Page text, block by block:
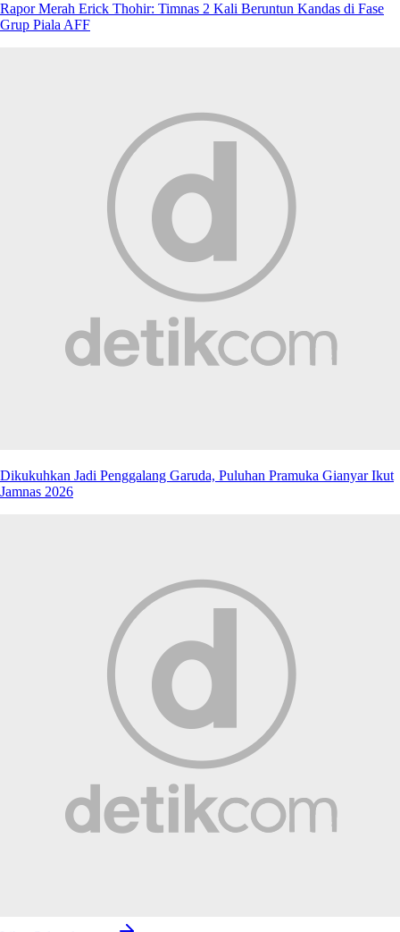
Rapor Merah Erick Thohir: Timnas 2 Kali Beruntun Kandas di Fase
Grup Piala AFF
Dikukuhkan Jadi Penggalang Garuda, Puluhan Pramuka Gianyar Ikut
Jamnas 2026